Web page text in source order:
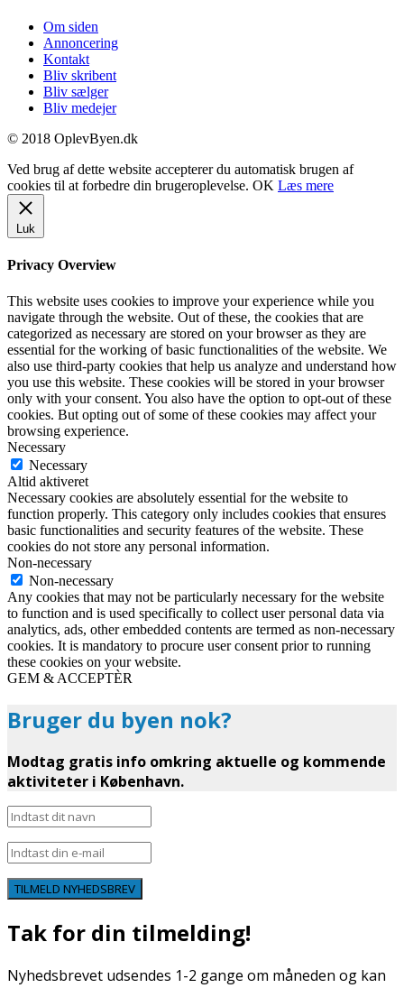
Om siden
Annoncering
Kontakt
Bliv skribent
Bliv sælger
Bliv medejer
© 2018 OplevByen.dk
Ved brug af dette website accepterer du automatisk brugen af
cookies til at forbedre din brugeroplevelse. OK Læs mere
Luk
Privacy Overview
This website uses cookies to improve your experience while you
navigate through the website. Out of these, the cookies that are
categorized as necessary are stored on your browser as they are
essential for the working of basic functionalities of the website. We
also use third-party cookies that help us analyze and understand how
you use this website. These cookies will be stored in your browser
only with your consent. You also have the option to opt-out of these
cookies. But opting out of some of these cookies may affect your
browsing experience.
Necessary
Necessary
Altid aktiveret
Necessary cookies are absolutely essential for the website to
function properly. This category only includes cookies that ensures
basic functionalities and security features of the website. These
cookies do not store any personal information.
Non-necessary
Non-necessary
Any cookies that may not be particularly necessary for the website
to function and is used specifically to collect user personal data via
analytics, ads, other embedded contents are termed as non-necessary
cookies. It is mandatory to procure user consent prior to running
these cookies on your website.
GEM & ACCEPTÈR
Bruger du byen nok?
Modtag gratis info omkring aktuelle og kommende
aktiviteter i København.
TILMELD NYHEDSBREV
Tak for din tilmelding!
Nyhedsbrevet udsendes 1-2 gange om måneden og kan